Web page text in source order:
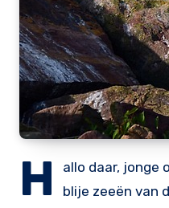
H
allo daar, jonge
blije zeeën van